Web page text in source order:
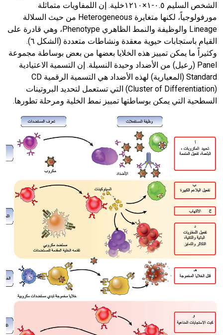
الشخص السليم ٠.٥-١×١٢١٠خلية. إن اللمفاويات متماثلة
مورفولوجياً، لكنها متغايرة Heterogeneous من حيث السلالة
Lineage والوظيفة والنمط الظاهري Phenotype، وهي قادرة على
القيام باستجابات حيوية معقدة ونشاطات متعددة (الشكل ٦).
وكثيراً ما يمكن تمييز هذه الخلايا بعضها من بعض بوساطة مجموعة
Panel (رعيل) من الأضداد وحيدة النسيلة. إن التسمية الاعتيادية
Standard (المعيارية) لهذه الأضداد هي التسمية الرقمية CD
(Cluster of Differentiation) التي تستعمل لتحديد البروتينات
السطحية التي يمكن بوساطتها تمييز نمط الخلية ومرحلة تطورها.